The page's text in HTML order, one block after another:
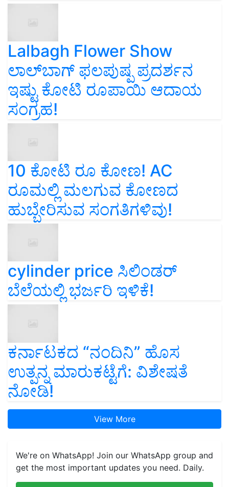
Lalbagh Flower Show
ಲಾಲ್‌ಬಾಗ್ ಫಲಪುಷ್ಪ ಪ್ರದರ್ಶನ
ಇಷ್ಟು ಕೋಟಿ ರೂಪಾಯಿ ಆದಾಯ
ಸಂಗ್ರಹ!
10 ಕೋಟಿ ರೂ ಕೋಣ! AC
ರೂಮಲ್ಲಿ ಮಲಗುವ ಕೋಣದ
ಹುಬ್ಬೇರಿಸುವ ಸಂಗತಿಗಳಿವು!
cylinder price ಸಿಲಿಂಡರ್‌
ಬೆಲೆಯಲ್ಲಿ ಭರ್ಜರಿ ಇಳಿಕೆ!
ಕರ್ನಾಟಕದ “ನಂದಿನಿ” ಹೊಸ
ಉತ್ಪನ್ನ ಮಾರುಕಟ್ಟೆಗೆ: ವಿಶೇಷತೆ
ನೋಡಿ!
View More
We're on WhatsApp! Join our WhatsApp group and
get the most important updates you need. Daily.